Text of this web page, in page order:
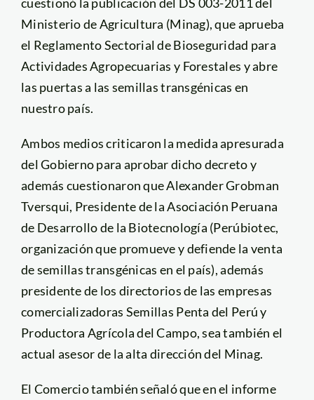
cuestionó la publicación del DS 003-2011 del
Ministerio de Agricultura (Minag), que aprueba
el Reglamento Sectorial de Bioseguridad para
Actividades Agropecuarias y Forestales y abre
las puertas a las semillas transgénicas en
nuestro país.
Ambos medios criticaron la medida apresurada
del Gobierno para aprobar dicho decreto y
además cuestionaron que Alexander Grobman
Tversqui, Presidente de la Asociación Peruana
de Desarrollo de la Biotecnología (Perúbiotec,
organización que promueve y defiende la venta
de semillas transgénicas en el país), además
presidente de los directorios de las empresas
comercializadoras Semillas Penta del Perú y
Productora Agrícola del Campo, sea también el
actual asesor de la alta dirección del Minag.
El Comercio también señaló que en el informe